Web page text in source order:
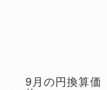
9月の円換算価